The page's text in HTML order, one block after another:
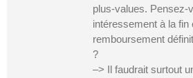
plus-values. Pensez-
intéressement à la
remboursement
?
–> Il faudrait surtout